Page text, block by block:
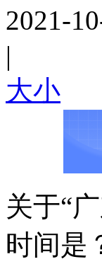
2021-
|
大小
关于“
时间是